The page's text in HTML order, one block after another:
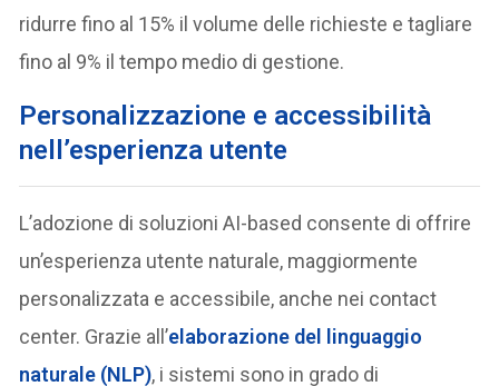
ridurre fino al 15% il volume delle richieste e tagliare
fino al 9% il tempo medio di gestione.
Personalizzazione e accessibilità
nell’esperienza utente
L’adozione di soluzioni AI-based consente di offrire
un’esperienza utente naturale, maggiormente
personalizzata e accessibile, anche nei contact
center. Grazie all’elaborazione del linguaggio
naturale (NLP), i sistemi sono in grado di